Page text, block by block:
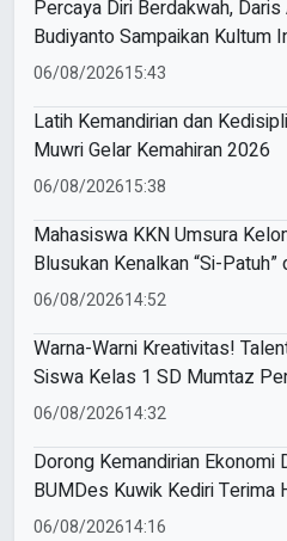
Percaya Diri Berdakwah, Daris
Budiyanto Sampaikan Kultum
Masjid Baiturrahman
06/08/202615:43
Latih Kemandirian dan
Muwri Gelar Kemahiran 2026
06/08/202615:38
Mahasiswa KKN Umsura
Blusukan Kenalkan “Si-Patuh”
Banjarkejen
06/08/202614:52
Warna-Warni Kreativitas!
Siswa Kelas 1 SD Mumtaz
Keceriaan
06/08/202614:32
Dorong Kemandirian Ekonomi
BUMDes Kuwik Kediri Terima
Pencetak Briket Biomassa
06/08/202614:16